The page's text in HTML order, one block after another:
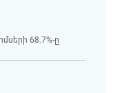
68.7%-ը